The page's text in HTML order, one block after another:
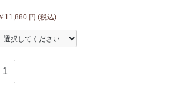
11,880 円 (税込)